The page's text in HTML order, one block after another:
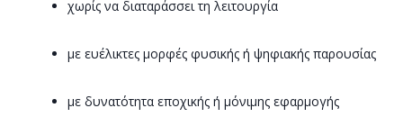
χωρίς να διαταράσσει τη λειτουργία
με ευέλικτες μορφές φυσικής ή ψηφιακής παρουσίας
με δυνατότητα εποχικής ή μόνιμης εφαρμογής